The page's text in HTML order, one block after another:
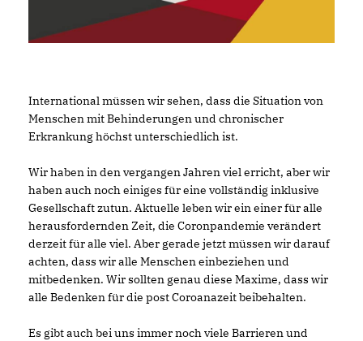
International müssen wir sehen, dass die Situation von
Menschen mit Behinderungen und chronischer
Erkrankung höchst unterschiedlich ist.
Wir haben in den vergangen Jahren viel erricht, aber wir
haben auch noch einiges für eine vollständig inklusive
Gesellschaft zutun. Aktuelle leben wir ein einer für alle
herausfordernden Zeit, die Coronpandemie verändert
derzeit für alle viel. Aber gerade jetzt müssen wir darauf
achten, dass wir alle Menschen einbeziehen und
mitbedenken. Wir sollten genau diese Maxime, dass wir
alle Bedenken für die post Coroanazeit beibehalten.
Es gibt auch bei uns immer noch viele Barrieren und